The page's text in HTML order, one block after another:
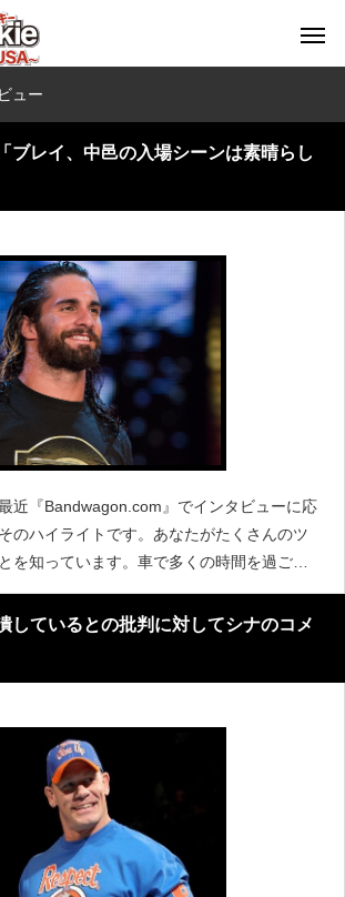
ュー
ブレイ、中邑の入場シーンは素晴らし
近『Bandwagon.com』でインタビューに応
のハイライトです。あなたがたくさんのツ
を知っています。車で多くの時間を過ごし
こともあるでしょう。ツアー中の時間をど
か？「通常ツアーの移動している
しているとの批判に対してシナのコメ